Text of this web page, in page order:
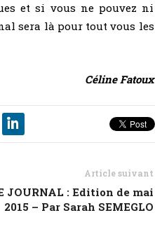
et si vous ne pouvez ni
sera là pour tout vous les
Céline Fatoux
Article suivant
JOURNAL : Edition de mai
2015 – Par Sarah SEMEGLO